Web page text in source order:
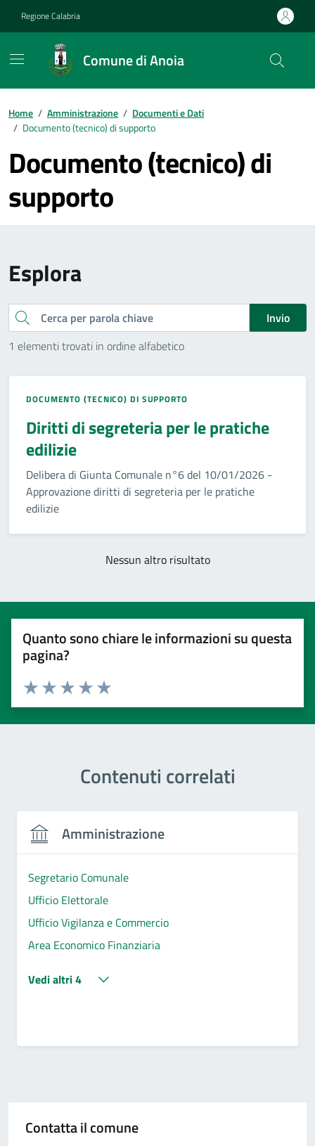
Regione Calabria
Comune di Anoia
Home / Amministrazione / Documenti e Dati
/ Documento (tecnico) di supporto
Documento (tecnico) di
supporto
Esplora
Cerca
Invio
1 elementi trovati in ordine alfabetico
DOCUMENTO (TECNICO) DI SUPPORTO
Diritti di segreteria per le pratiche
edilizie
Delibera di Giunta Comunale n°6 del 10/01/2026 -
Approvazione diritti di segreteria per le pratiche
edilizie
Nessun altro risultato
Quanto sono chiare le informazioni su questa
pagina?
Valuta 5 stelle su 5
Valuta 4 stelle su 5
Valuta 3 stelle su 5
Valuta 2 stelle su 5
Valuta 1 stelle su 5
Contenuti correlati
Amministrazione
Segretario Comunale
Ufficio Elettorale
Ufficio Vigilanza e Commercio
Area Economico Finanziaria
Vedi altri 4
Contatta il comune